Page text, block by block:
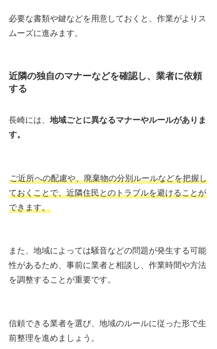
必要な書類や鍵などを用意しておくと、作業がよりス
ムーズに進みます。
近隣の独自のマナーなどを確認し、業者に依頼
する
長崎には、 地域ごとに異なるマナーやルールがありま
す。
ご近所への配慮や、廃棄物の分別ルールなどを把握し
ておくことで、近隣住民とのトラブルを避けることが
できます。
また、地域によっては騒音などの問題が発生する可能
性があるため、事前に業者と相談し、作業時間や方法
を調整することが重要です。
信頼できる業者を選び、地域のルールに従った形で生
前整理を進めましょう。